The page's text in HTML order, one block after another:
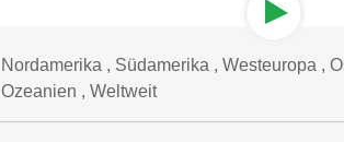
Nordamerika , Südamerika , Westeuropa ,
Ozeanien , Weltweit